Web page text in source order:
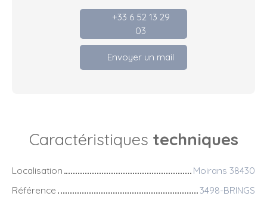
+33 6 52 13 29
03
Envoyer un mail
Caractéristiques techniques
Localisation
Moirans 38430
Référence
3498-BRINGS